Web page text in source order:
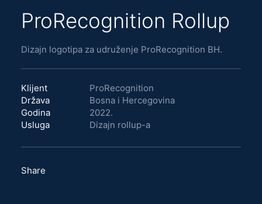
ProRecognition Rollup
Dizajn logotipa za udruženje ProRecognition BH.
Klijent
ProRecognition
Država
Bosna i Hercegovina
Godina
2022.
Usluga
Dizajn rollup-a
Share